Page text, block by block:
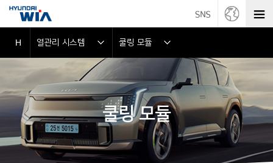
쿨링 모듈
H 열관리 시스템 쿨링 모듈